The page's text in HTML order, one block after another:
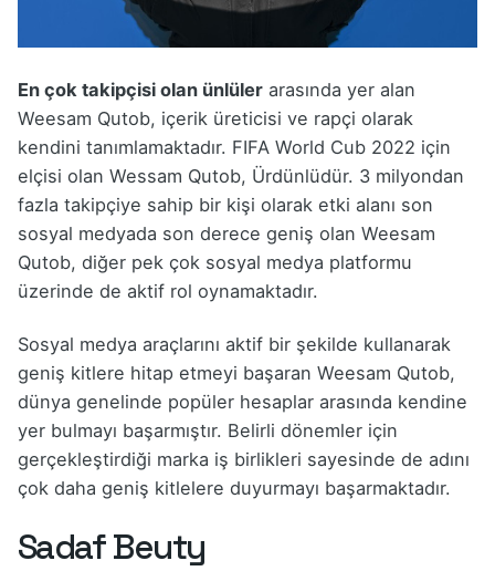
En çok takipçisi olan ünlüler arasında yer alan
Weesam Qutob, içerik üreticisi ve rapçi olarak
kendini tanımlamaktadır. FIFA World Cub 2022 için
elçisi olan Wessam Qutob, Ürdünlüdür. 3 milyondan
fazla takipçiye sahip bir kişi olarak etki alanı son
sosyal medyada son derece geniş olan Weesam
Qutob, diğer pek çok sosyal medya platformu
üzerinde de aktif rol oynamaktadır.
Sosyal medya araçlarını aktif bir şekilde kullanarak
geniş kitlere hitap etmeyi başaran Weesam Qutob,
dünya genelinde popüler hesaplar arasında kendine
yer bulmayı başarmıştır. Belirli dönemler için
gerçekleştirdiği marka iş birlikleri sayesinde de adını
çok daha geniş kitlelere duyurmayı başarmaktadır.
Sadaf Beuty